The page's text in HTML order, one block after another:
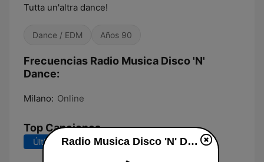
Tutta un'altra dance!
Dance / EDM Años 90
Frecuencias Radio Musica Disco 'N'
Dance:
Milano: Online
Top Canciones
Últimos 7 días Últimos 30 días Radio Musica Disco 'N' Dance en vivo